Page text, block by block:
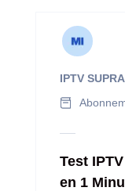
IPTV SUPRA
Test
en 1